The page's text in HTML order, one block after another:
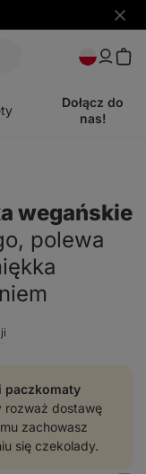
Ukryj
Dołącz do
nas!
wegańskie
polewa
paczkomaty
rozważ dostawę
zachowasz
się czekolady.